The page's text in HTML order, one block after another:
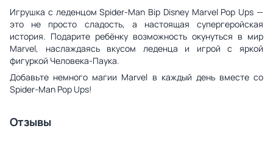
Игрушка с леденцом Spider-Man Bip Disney Marvel Pop Ups —
это не просто сладость, а настоящая супергеройская
история. Подарите ребёнку возможность окунуться в мир
Marvel, наслаждаясь вкусом леденца и игрой с яркой
фигуркой Человека-Паука.
Добавьте немного магии Marvel в каждый день вместе со
Spider-Man Pop Ups!
Отзывы